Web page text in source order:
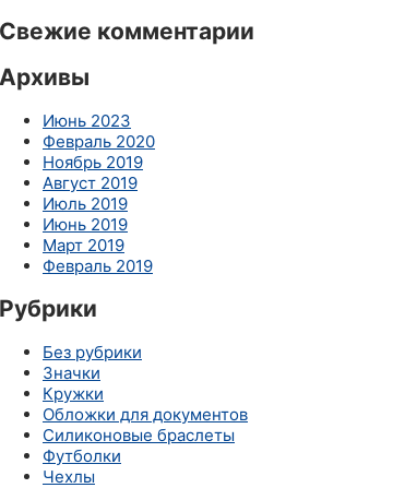
Свежие комментарии
Архивы
Июнь 2023
Февраль 2020
Ноябрь 2019
Август 2019
Июль 2019
Июнь 2019
Март 2019
Февраль 2019
Рубрики
Без рубрики
Значки
Кружки
Обложки для документов
Силиконовые браслеты
Футболки
Чехлы